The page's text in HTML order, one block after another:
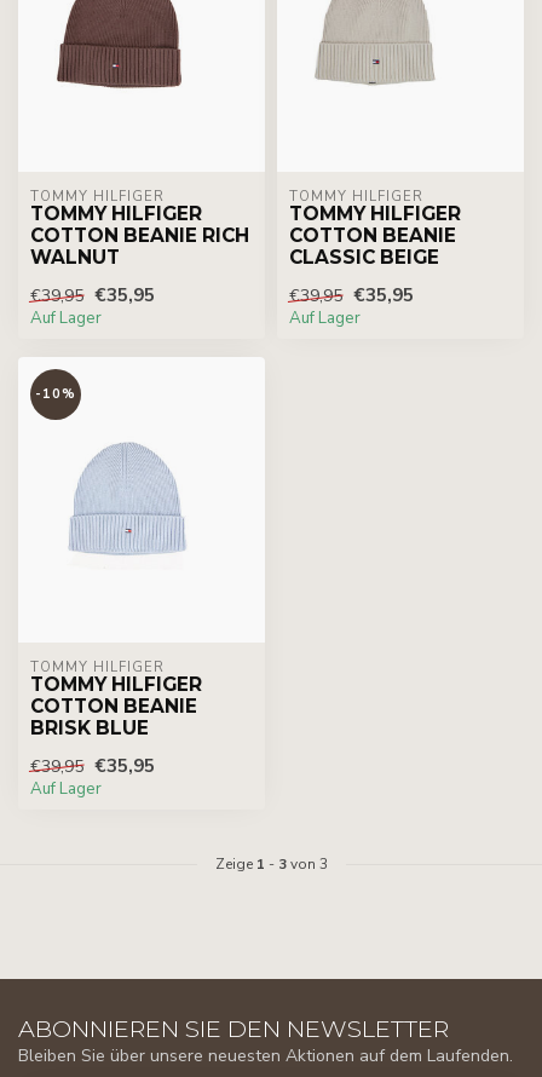
TOMMY HILFIGER
TOMMY HILFIGER
COTTON BEANIE RICH
WALNUT
€39,95 €35,95
Auf Lager
TOMMY HILFIGER
TOMMY HILFIGER
COTTON BEANIE
CLASSIC BEIGE
€39,95 €35,95
Auf Lager
-10%
TOMMY HILFIGER
TOMMY HILFIGER
COTTON BEANIE
BRISK BLUE
€39,95 €35,95
Auf Lager
Zeige 1 - 3von 3
ABONNIEREN SIE DEN NEWSLETTER
Bleiben Sie über unsere neuesten Aktionen auf dem Laufenden.